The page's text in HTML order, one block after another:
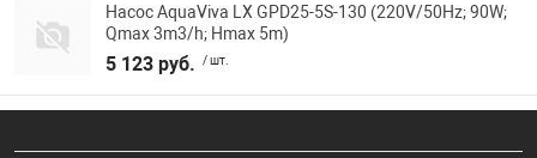
Насос AquaViva LX GPD25-5S-130 (220V/50Hz; 90W;
Qmax 3m3/h; Hmax 5m)
5 123 руб. / шт.